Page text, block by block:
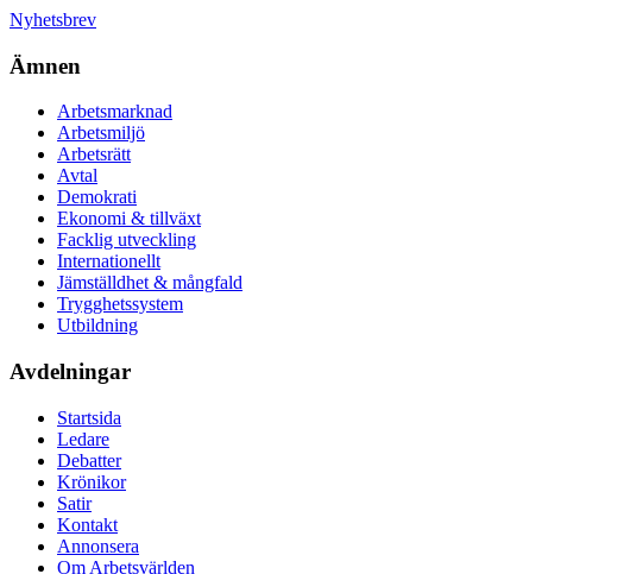
Nyhetsbrev
Ämnen
Arbetsmarknad
Arbetsmiljö
Arbetsrätt
Avtal
Demokrati
Ekonomi & tillväxt
Facklig utveckling
Internationellt
Jämställdhet & mångfald
Trygghetssystem
Utbildning
Avdelningar
Startsida
Ledare
Debatter
Krönikor
Satir
Kontakt
Annonsera
Om Arbetsvärlden